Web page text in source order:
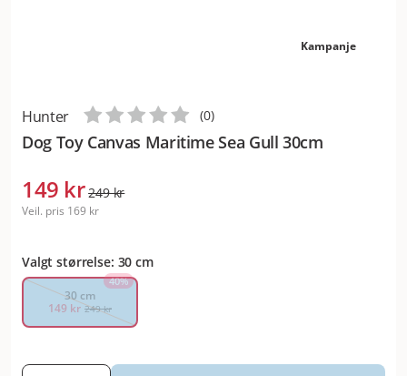
Kampanje
Hunter
Dog Toy Canvas Maritime Sea Gull 30cm
(0)
149 kr 249 kr
Veil. pris 169 kr
Valgt størrelse: 30 cm
40%
30 cm
149 kr 249 kr